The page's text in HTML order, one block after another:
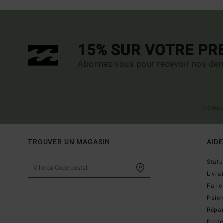
15% SUR VOTRE
Abonnez-vous pour recevoir nos
TROUVER UN MAGASIN AIDE